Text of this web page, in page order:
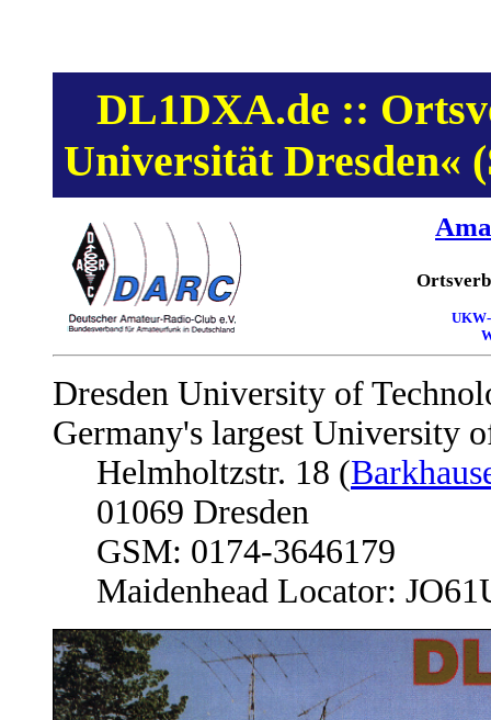
DL1DXA.de ::
Universität Dresden«
Dresden University of
Germany's largest University
Helmholtzstr. 18 (
01069 Dresden
GSM: 0174-3646179
Maidenhead Locator: